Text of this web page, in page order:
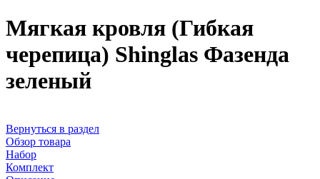
Мягкая кровля (Гибкая
черепица) Shinglas Фазенда
зеленый
Вернуться в раздел
Обзор товара
Набор
Комплект